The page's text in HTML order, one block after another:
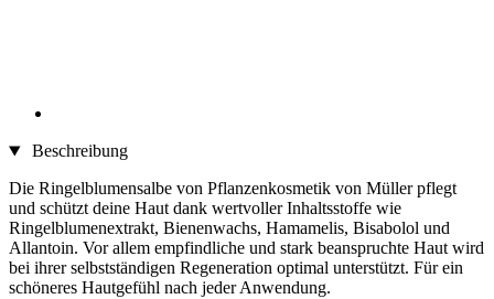
Beschreibung
Die Ringelblumensalbe von Pflanzenkosmetik von Müller pflegt
und schützt deine Haut dank wertvoller Inhaltsstoffe wie
Ringelblumenextrakt, Bienenwachs, Hamamelis, Bisabolol und
Allantoin. Vor allem empfindliche und stark beanspruchte Haut wird
bei ihrer selbstständigen Regeneration optimal unterstützt. Für ein
schöneres Hautgefühl nach jeder Anwendung.